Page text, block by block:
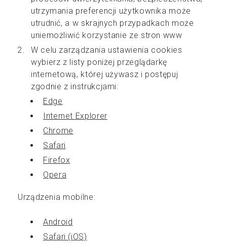
utrzymania preferencji użytkownika może
utrudnić, a w skrajnych przypadkach może
uniemożliwić korzystanie ze stron www
W celu zarządzania ustawienia cookies
wybierz z listy poniżej przeglądarkę
internetową, której używasz i postępuj
zgodnie z instrukcjami:
Edge
Internet Explorer
Chrome
Safari
Firefox
Opera
Urządzenia mobilne:
Android
Safari (iOS)